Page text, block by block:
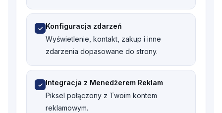
✓ Konfiguracja zdarzeń
Wyświetlenie, kontakt, zakup i inne
zdarzenia dopasowane do strony.
✓ Integracja z Menedżerem Reklam
Piksel połączony z Twoim kontem
reklamowym.
Przejdź do kasy →